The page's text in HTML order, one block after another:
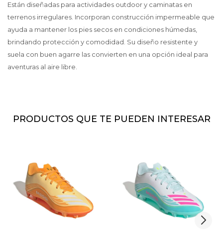
Están diseñadas para actividades outdoor y caminatas en
terrenos irregulares. Incorporan construcción impermeable que
ayuda a mantener los pies secos en condiciones húmedas,
brindando protección y comodidad. Su diseño resistente y
suela con buen agarre las convierten en una opción ideal para
aventuras al aire libre.
PRODUCTOS QUE TE PUEDEN INTERESAR